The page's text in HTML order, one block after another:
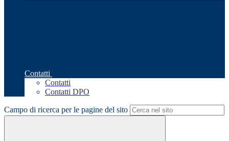
Contatti
Contatti
Contatti DPO
Campo di ricerca per le pagine del sito